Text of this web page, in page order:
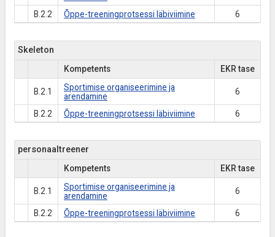
B.2.2 Õppe-treeningprotsessi läbiviimine 6
Skeleton
Kompetents EKR tase
B.2.1
Sportimise organiseerimine ja
arendamine
6
B.2.2 Õppe-treeningprotsessi läbiviimine 6
personaaltreener
Kompetents EKR tase
B.2.1
Sportimise organiseerimine ja
arendamine
6
B.2.2 Õppe-treeningprotsessi läbiviimine 6